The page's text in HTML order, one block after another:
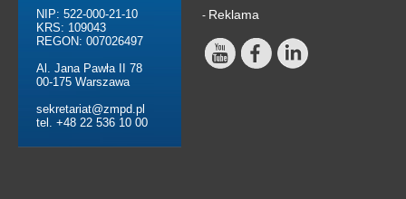
NIP: 522-000-21-10
KRS: 109043
REGON: 007026497
Al. Jana Pawła II 78
00-175 Warszawa
sekretariat@zmpd.pl
tel. +48 22 536 10 00
- Reklama